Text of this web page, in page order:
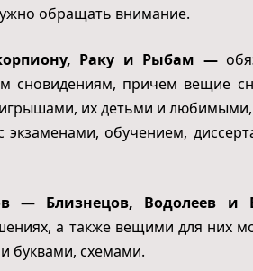
обращать внимание.
Раку и Рыбам —
сновидениям, причем вещие
их детьми и
обучением,
— Близнецов, Водолеев и
а также вещими для них
буквами, схемами.